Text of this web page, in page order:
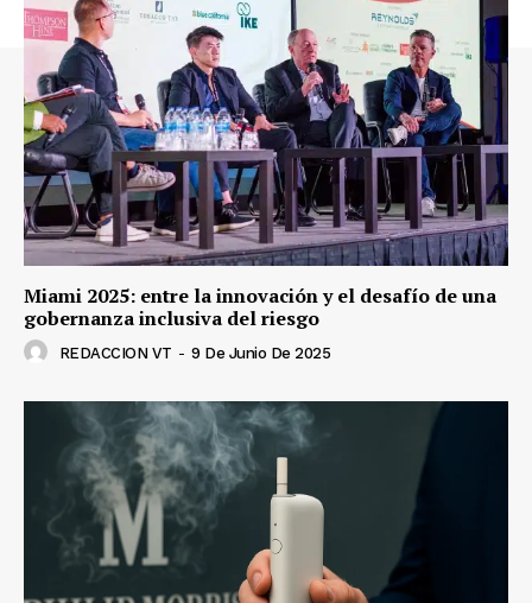
Miami 2025: entre la innovación y el desafío de una
gobernanza inclusiva del riesgo
REDACCION VT - 9 De Junio De 2025